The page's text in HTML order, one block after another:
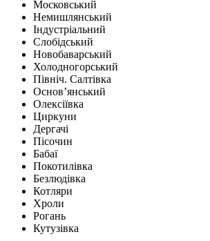
Московський
Немишлянський
Індустріальний
Слобідський
Новобаварський
Холодногорський
Північ. Салтівка
Основ’янський
Олексіївка
Циркуни
Дергачі
Пісочин
Бабаї
Покотилівка
Безлюдівка
Котляри
Хроли
Рогань
Кутузівка